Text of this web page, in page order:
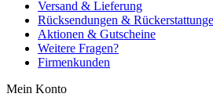
Versand & Lieferung
Rücksendungen &
Aktionen & Gutscheine
Weitere Fragen?
Firmenkunden
Mein Konto